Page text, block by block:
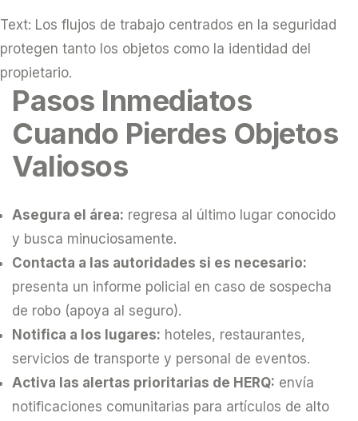
Text: Los flujos de trabajo centrados en la seguridad
protegen tanto los objetos como la identidad del
propietario.
Pasos Inmediatos
Cuando Pierdes Objetos
Valiosos
Asegura el área: regresa al último lugar conocido
y busca minuciosamente.
Contacta a las autoridades si es necesario:
presenta un informe policial en caso de sospecha
de robo (apoya al seguro).
Notifica a los lugares: hoteles, restaurantes,
servicios de transporte y personal de eventos.
Activa las alertas prioritarias de HERQ: envía
notificaciones comunitarias para artículos de alto